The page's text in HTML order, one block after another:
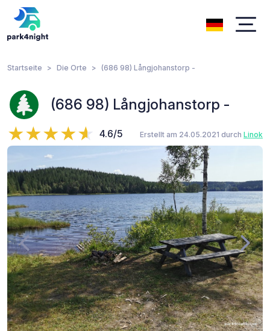
Startseite Die Orte (686 98) Långjohanstorp -
(686 98) Långjohanstorp -
4.6/5 Erstellt am 24.05.2021 durch Linok